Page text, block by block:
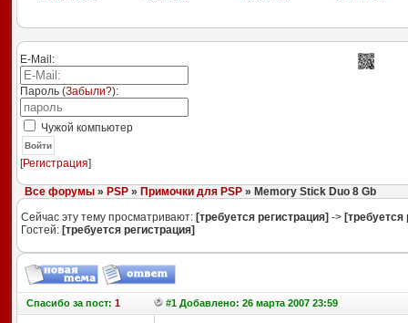
E-Mail:
Пароль (Забыли?):
Чужой компьютер
Войти
[Регистрация]
Все форумы» PSP» Примочки для PSP» Memory Stick Duo 8 Gb
Сейчас эту тему просматривают: [требуется регистрация] -> [требуется
Гостей: [требуется регистрация]
Спасибоза пост: 1 #1 Добавлено: 26 марта 2007 23:59